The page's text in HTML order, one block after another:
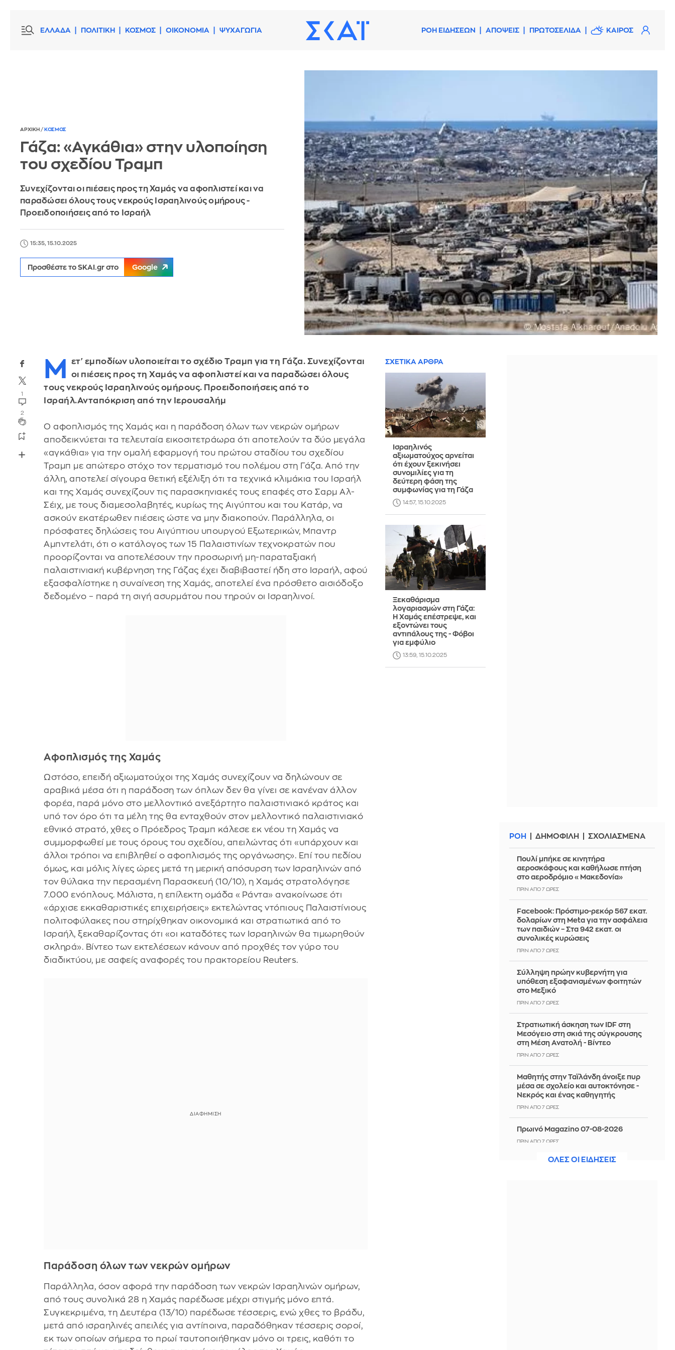
ΕΛΛΑΔΑ ΠΟΛΙΤΙΚΗ ΚΟΣΜΟΣ ΟΙΚΟΝΟΜΙΑ ΨΥΧΑΓΩΓΙΑ ΡΟΗ ΕΙΔΗΣΕΩΝ ΑΠΟΨΕΙΣ ΠΡΩΤΟΣΕΛΙΔΑ ΚΑΙΡΟΣ
ΑΡΧΙΚΗ / ΚΟΣΜΟΣ
Γάζα: «Αγκάθια» στην υλοποίηση
του σχεδίου Τραμπ
Συνεχίζονται οι πιέσεις προς τη Χαμάς να αφοπλιστεί και να
παραδώσει όλους τους νεκρούς Ισραηλινούς ομήρους -
Προειδοποιήσεις από το Ισραήλ
15:35, 15.10.2025
Προσθέστε το SKAI.gr στο Google
1
2
Μ
ετ' εμποδίων υλοποιείται το σχέδιο Τραμπ για τη Γάζα. Συνεχίζονται
οι πιέσεις προς τη Χαμάς να αφοπλιστεί και να παραδώσει όλους
τους νεκρούς Ισραηλινούς ομήρους. Προειδοποιήσεις από το
Ισραήλ.Ανταπόκριση από την Ιερουσαλήμ
Ο αφοπλισμός της Χαμάς και η παράδοση όλων των νεκρών ομήρων
αποδεικνύεται τα τελευταία εικοσιτετράωρα ότι αποτελούν τα δύο μεγάλα
«αγκάθια» για την ομαλή εφαρμογή του πρώτου σταδίου του σχεδίου
Τραμπ με απώτερο στόχο τον τερματισμό του πολέμου στη Γάζα. Από την
άλλη, αποτελεί σίγουρα θετική εξέλιξη ότι τα τεχνικά κλιμάκια του Ισραήλ
και της Χαμάς συνεχίζουν τις παρασκηνιακές τους επαφές στο Σαρμ Αλ-
Σέιχ, με τους διαμεσολαβητές, κυρίως της Αιγύπτου και του Κατάρ, να
ασκούν εκατέρωθεν πιέσεις ώστε να μην διακοπούν. Παράλληλα, οι
πρόσφατες δηλώσεις του Αιγύπτιου υπουργού Εξωτερικών, Μπαντρ
Αμπντελάτι, ότι ο κατάλογος των 15 Παλαιστινίων τεχνοκρατών που
προορίζονται να αποτελέσουν την προσωρινή μη-παραταξιακή
παλαιστινιακή κυβέρνηση της Γάζας έχει διαβιβαστεί ήδη στο Ισραήλ, αφού
εξασφαλίστηκε η συναίνεση της Χαμάς, αποτελεί ένα πρόσθετο αισιόδοξο
δεδομένο – παρά τη σιγή ασυρμάτου που τηρούν οι Ισραηλινοί.
Αφοπλισμός της Χαμάς
Ωστόσο, επειδή αξιωματούχοι της Χαμάς συνεχίζουν να δηλώνουν σε
αραβικά μέσα ότι η παράδοση των όπλων δεν θα γίνει σε κανέναν άλλον
φορέα, παρά μόνο στο μελλοντικό ανεξάρτητο παλαιστινιακό κράτος και
υπό τον όρο ότι τα μέλη της θα ενταχθούν στον μελλοντικό παλαιστινιακό
εθνικό στρατό, χθες ο Πρόεδρος Τραμπ κάλεσε εκ νέου τη Χαμάς να
συμμορφωθεί με τους όρους του σχεδίου, απειλώντας ότι «υπάρχουν και
άλλοι τρόποι να επιβληθεί ο αφοπλισμός της οργάνωσης». Επί του πεδίου
όμως, και μόλις λίγες ώρες μετά τη μερική απόσυρση των Ισραηλινών από
τον θύλακα την περασμένη Παρασκευή (10/10), η Χαμάς στρατολόγησε
7.000 ενόπλους. Μάλιστα, η επίλεκτη ομάδα «Ράντα» ανακοίνωσε ότι
«άρχισε εκκαθαριστικές επιχειρήσεις» εκτελώντας ντόπιους Παλαιστίνιους
πολιτοφύλακες που στηρίχθηκαν οικονομικά και στρατιωτικά από το
Ισραήλ, ξεκαθαρίζοντας ότι «οι καταδότες των Ισραηλινών θα τιμωρηθούν
σκληρά». Βίντεο των εκτελέσεων κάνουν από προχθές τον γύρο του
διαδικτύου, με σαφείς αναφορές του πρακτορείου Reuters.
Παράδοση όλων των νεκρών ομήρων
Παράλληλα, όσον αφορά την παράδοση των νεκρών Ισραηλινών ομήρων,
από τους συνολικά 28 η Χαμάς παρέδωσε μέχρι στιγμής μόνο επτά.
Συγκεκριμένα, τη Δευτέρα (13/10) παρέδωσε τέσσερις, ενώ χθες το βράδυ,
μετά από ισραηλινές απειλές για αντίποινα, παραδόθηκαν τέσσερις σοροί,
εκ των οποίων σήμερα το πρωί ταυτοποιήθηκαν μόνο οι τρεις, καθότι το
ΣΧΕΤΙΚΑ ΑΡΘΡΑ
Ισραηλινός
αξιωματούχος αρνείται
ότι έχουν ξεκινήσει
συνομιλίες για τη
δεύτερη φάση της
συμφωνίας για τη Γάζα
14:57, 15.10.2025
Ξεκαθάρισμα
λογαριασμών στη Γάζα:
Η Χαμάς επέστρεψε, και
εξοντώνει τους
αντιπάλους της - Φόβοι
για εμφύλιο
13:59, 15.10.2025
ΡΟΗ ΔΗΜΟΦΙΛΗ ΣΧΟΛΙΑΣΜΕΝΑ
Πουλί μπήκε σε κινητήρα
αεροσκάφους και καθήλωσε πτήση
στο αεροδρόμιο «Μακεδονία»
ΠΡΙΝ ΑΠΌ 7 ΏΡΕΣ
Facebook: Πρόστιμο-ρεκόρ 567 εκατ.
δολαρίων στη Meta για την ασφάλεια
των παιδιών – Στα 942 εκατ. οι
συνολικές κυρώσεις
ΠΡΙΝ ΑΠΌ 7 ΏΡΕΣ
Σύλληψη πρώην κυβερνήτη για
υπόθεση εξαφανισμένων φοιτητών
στο Μεξικό
ΠΡΙΝ ΑΠΌ 7 ΏΡΕΣ
Στρατιωτική άσκηση των IDF στη
Μεσόγειο στη σκιά της σύγκρουσης
στη Μέση Ανατολή - Βίντεο
ΠΡΙΝ ΑΠΌ 7 ΏΡΕΣ
Μαθητής στην Ταϊλάνδη άνοιξε πυρ
μέσα σε σχολείο και αυτοκτόνησε -
Νεκρός και ένας καθηγητής
ΠΡΙΝ ΑΠΌ 7 ΏΡΕΣ
Πρωινό Magazino 07-08-2026
ΠΡΙΝ ΑΠΌ 7 ΏΡΕΣ
Αργεντινή: Επεισόδια στο τέλος
ΟΛΕΣ ΟΙ ΕΙΔΗΣΕΙΣ